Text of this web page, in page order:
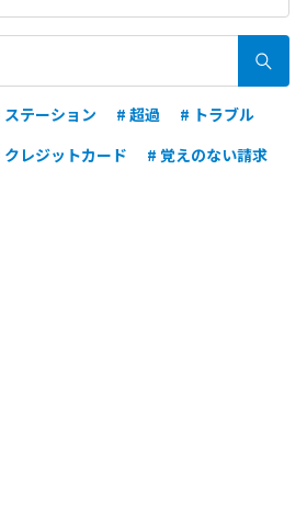
ステーション # 超過
# トラブル
クレジットカード
# 覚えのない請求